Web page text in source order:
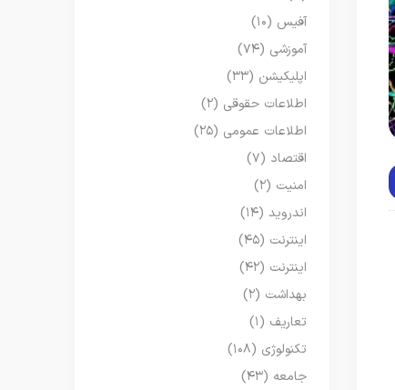
آفیس (۱۰)
آموزشی (۷۴)
اپلیکیشن (۳۳)
اطلاعات حقوقی (۲)
اطلاعات عمومی (۲۵)
اقتصاد (۷)
امنیت (۲)
اندروید (۱۴)
اینترنت (۴۵)
اینترنت (۴۲)
بهداشت (۲)
تعاریف (۱)
تکنولوژی (۱۰۸)
جامعه (۴۳)